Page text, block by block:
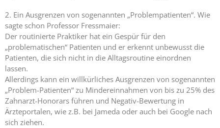
2. Ein Ausgrenzen von sogenannten „Problempatienten“. Wie
sagte schon Professor Fressmaier:
Der routinierte Praktiker hat ein Gespür für den
„problematischen“ Patienten und er erkennt unbewusst die
Patienten, die sich nicht in die Alltagsroutine einordnen
lassen.
Allerdings kann ein willkürliches Ausgrenzen von sogenannten
„Problem-Patienten“ zu Mindereinnahmen von bis zu 25% des
Zahnarzt-Honorars führen und Negativ-Bewertung in
Ärzteportalen, wie z.B. bei Jameda oder auch bei Google nach
sich ziehen.